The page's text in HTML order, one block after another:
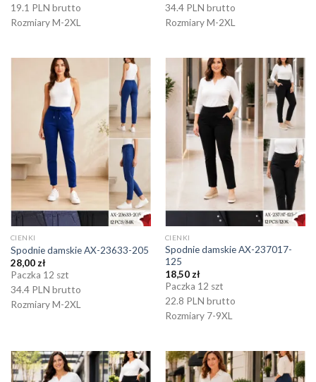
19.1 PLN brutto
Rozmiary M-2XL
34.4 PLN brutto
Rozmiary M-2XL
CIENKI
Spodnie damskie AX-23633-205
28,00 zł
Paczka 12 szt
34.4 PLN brutto
Rozmiary M-2XL
CIENKI
Spodnie damskie AX-237017-
125
18,50zł
Paczka 12 szt
22.8 PLN brutto
Rozmiary 7-9XL